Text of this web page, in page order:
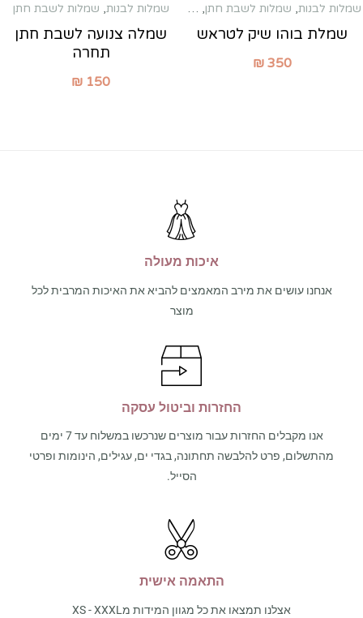
שמלות לבנות, שמלות לשבת חתן, שמלות מקסי
שמלת בוהו שיק לטראש
₪ 350
שמלות לבנות, שמלות לשבת חתן
שמלה צנועה לשבת חתן
תחרה
₪ 150
איכות מעולה
אנחנו עושים את מירב המאמצים להביא את האיכות המרבית לכל
מוצר
החזרות וביטול עסקה
אנו מקבלים החזרות עבור מוצרים שנרכשו במשלוח עד 7 ימים
מהתשלום, פרט להלבשה תחתונה, בגדי ים, עגילים, הינומות ופרטי
הסייל.
התאמה אישית
אצלנו תמצאו את כל מגוון המידות מXS - XXXL